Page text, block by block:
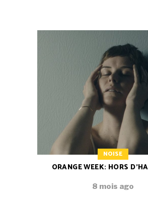
NOISE
ORANGE WEEK: HORS
8 mois ago